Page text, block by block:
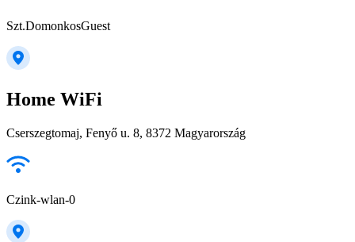
Szt.DomonkosGuest
Home WiFi
Cserszegtomaj, Fenyő u. 8, 8372 Magyarország
Czink-wlan-0